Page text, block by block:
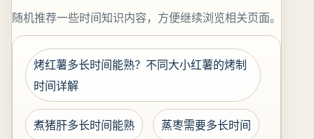
随机推荐一些时间知识内容，方便继续浏览相关页面。
烤红薯多长时间能熟？不同大小红薯的烤制
时间详解
煮猪肝多长时间能熟 蒸枣需要多长时间